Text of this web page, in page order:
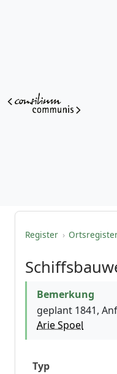
Register ›
Bemerkung
geplant 1841,
Arie Spoel
Typ